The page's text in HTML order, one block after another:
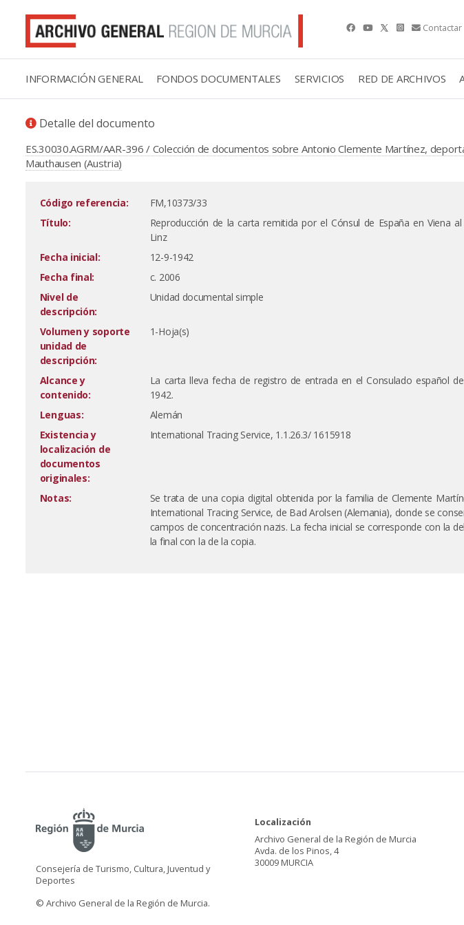
Contactar
INFORMACIÓN GENERAL FONDOS DOCUMENTALES SERVICIOS RED DE ARCHIVOS
Detalle del documento
ES.30030.AGRM/AAR-396 / Colección de documentos sobre Antonio Clemente Martínez,
Mauthausen (Austria)
Código referencia:
FM,10373/33
Título:
Reproducción de la carta remitida por el Cónsul de España en Viena al
Linz
Fecha inicial:
12-9-1942
Fecha final:
c. 2006
Nivel de
descripción:
Unidad documental simple
Volumen y soporte
unidad de
descripción:
1-Hoja(s)
Alcance y
contenido:
La carta lleva fecha de registro de entrada en el Consulado español
1942.
Lenguas:
Alemán
Existencia y
localización de
documentos
originales:
International Tracing Service, 1.1.26.3/ 1615918
Notas:
Se trata de una copia digital obtenida por la familia de Clemente
International Tracing Service, de Bad Arolsen (Alemania), donde se
campos de concentración nazis. La fecha inicial se corresponde con la
la final con la de la copia.
Consejería de Turismo, Cultura, Juventud y
Deportes
© Archivo General de la Región de Murcia.
Localización
Archivo General de la Región de Murcia
Avda. de los Pinos, 4
30009 MURCIA